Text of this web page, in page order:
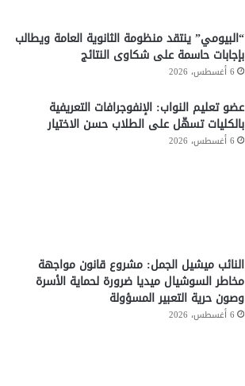
“البيومي” ينتقد منظومة الثانوية العامة ويطالب
بإجابات حاسمة على شكاوى النتائج
6 أغسطس، 2026
عضو تعليم النواب: الإنفوجرافات التعريفية
بالكليات تسهّل على الطلاب حسن الاختيار
6 أغسطس، 2026
النائب ميشيل الجمل: مشروع قانون مواجهة
مخاطر السوشيال ميديا ضرورة لحماية الأسرة
وصون حرية التعبير المسؤولة
6 أغسطس، 2026